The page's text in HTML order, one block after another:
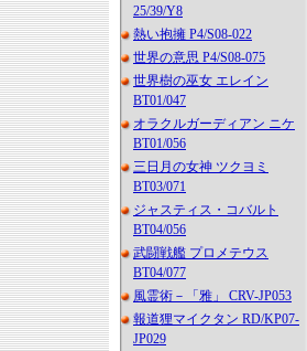
25/39/Y8
熱い抱擁 P4/S08-022
世界の意思 P4/S08-075
世界樹の巫女 エレイン
BT01/047
オラクルガーディアン ニケ
BT01/056
三日月の女神 ツクヨミ
BT03/071
ジャスティス・コバルト
BT04/056
武闘戦艦 プロメテウス
BT04/077
風霊術－「雅」 CRV-JP053
報道狸マイクタン RD/KP07-
JP029